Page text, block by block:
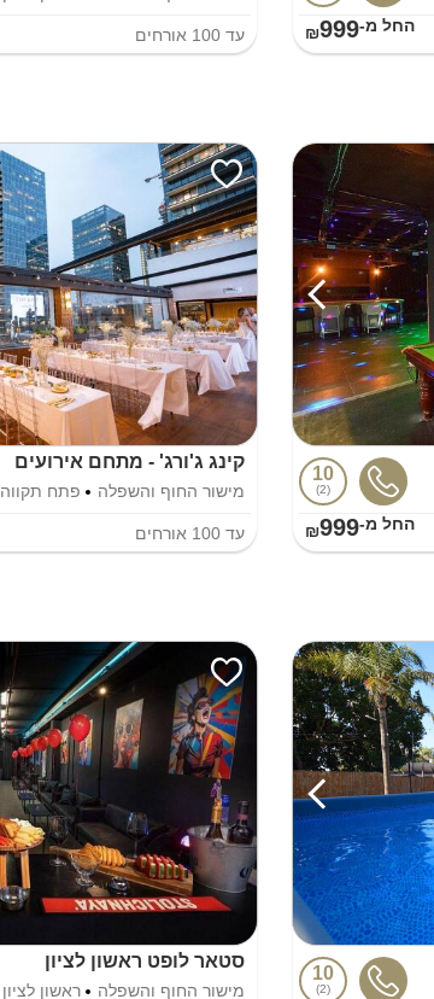
החל מ-₪999 עד 100 אורחים
10
2
החל מ-₪999
קינג ג'ורג' - מתחם אירועים
מישור החוף והשפלה פתח תקווה
עד 100 אורחים
10
2
סטאר לופט ראשון לציון
מישור החוף והשפלה ראשון לציון